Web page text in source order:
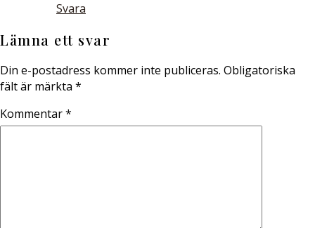
Svara
Lämna ett svar
Din e-postadress kommer inte publiceras. Obligatoriska
fält är märkta *
Kommentar*